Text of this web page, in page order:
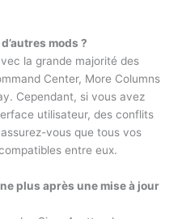
mods ?
la grande majorité des
Center, More Columns
Cependant, si vous avez
utilisateur, des conflits
vous que tous vos
entre eux.
plus après une mise à jour